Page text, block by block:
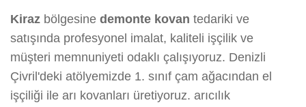
Kiraz bölgesine demonte kovan tedariki ve
satışında profesyonel imalat, kaliteli işçilik ve
müşteri memnuniyeti odaklı çalışıyoruz. Denizli
Çivril'deki atölyemizde 1. sınıf çam ağacından el
işçiliği ile arı kovanları üretiyoruz. arıcılık